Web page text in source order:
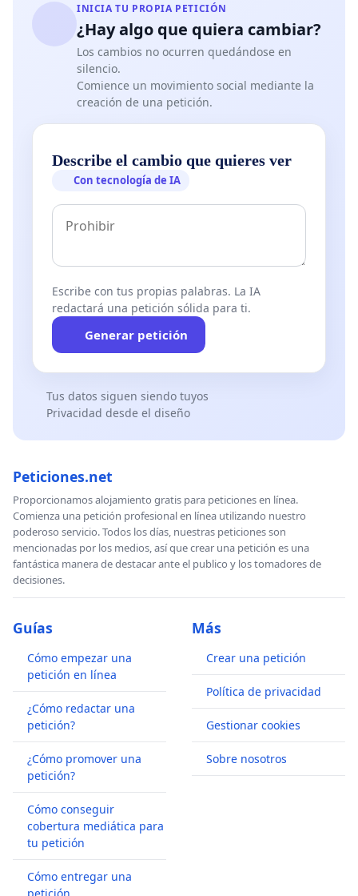
INICIA TU PROPIA PETICIÓN
¿Hay algo que quiera cambiar?
Los cambios no ocurren quedándose en
silencio.
Comience un movimiento social mediante la
creación de una petición.
Describe el cambio que quieres ver
Con tecnología de IA
Escribe con tus propias palabras. La IA
redactará una petición sólida para ti.
Generar petición
Tus datos siguen siendo tuyos
Privacidad desde el diseño
Peticiones.net
Proporcionamos alojamiento gratis para peticiones en línea.
Comienza una petición profesional en línea utilizando nuestro
poderoso servicio. Todos los días, nuestras peticiones son
mencionadas por los medios, así que crear una petición es una
fantástica manera de destacar ante el publico y los tomadores de
decisiones.
Guías
Cómo empezar una
petición en línea
¿Cómo redactar una
petición?
¿Cómo promover una
petición?
Cómo conseguir
cobertura mediática para
tu petición
Cómo entregar una
Más
Crear una petición
Política de privacidad
Gestionar cookies
Sobre nosotros